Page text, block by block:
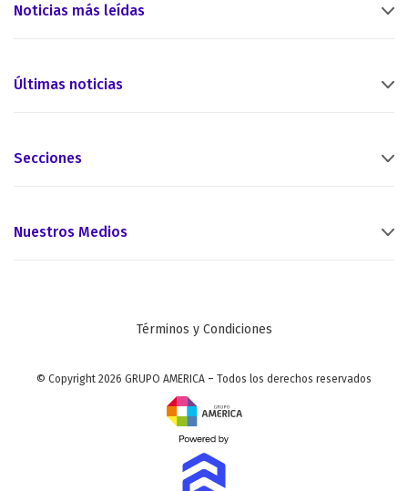
Noticias más leídas
Últimas noticias
Secciones
Nuestros Medios
Términos y Condiciones
© Copyright 2026 GRUPO AMERICA – Todos los derechos reservados